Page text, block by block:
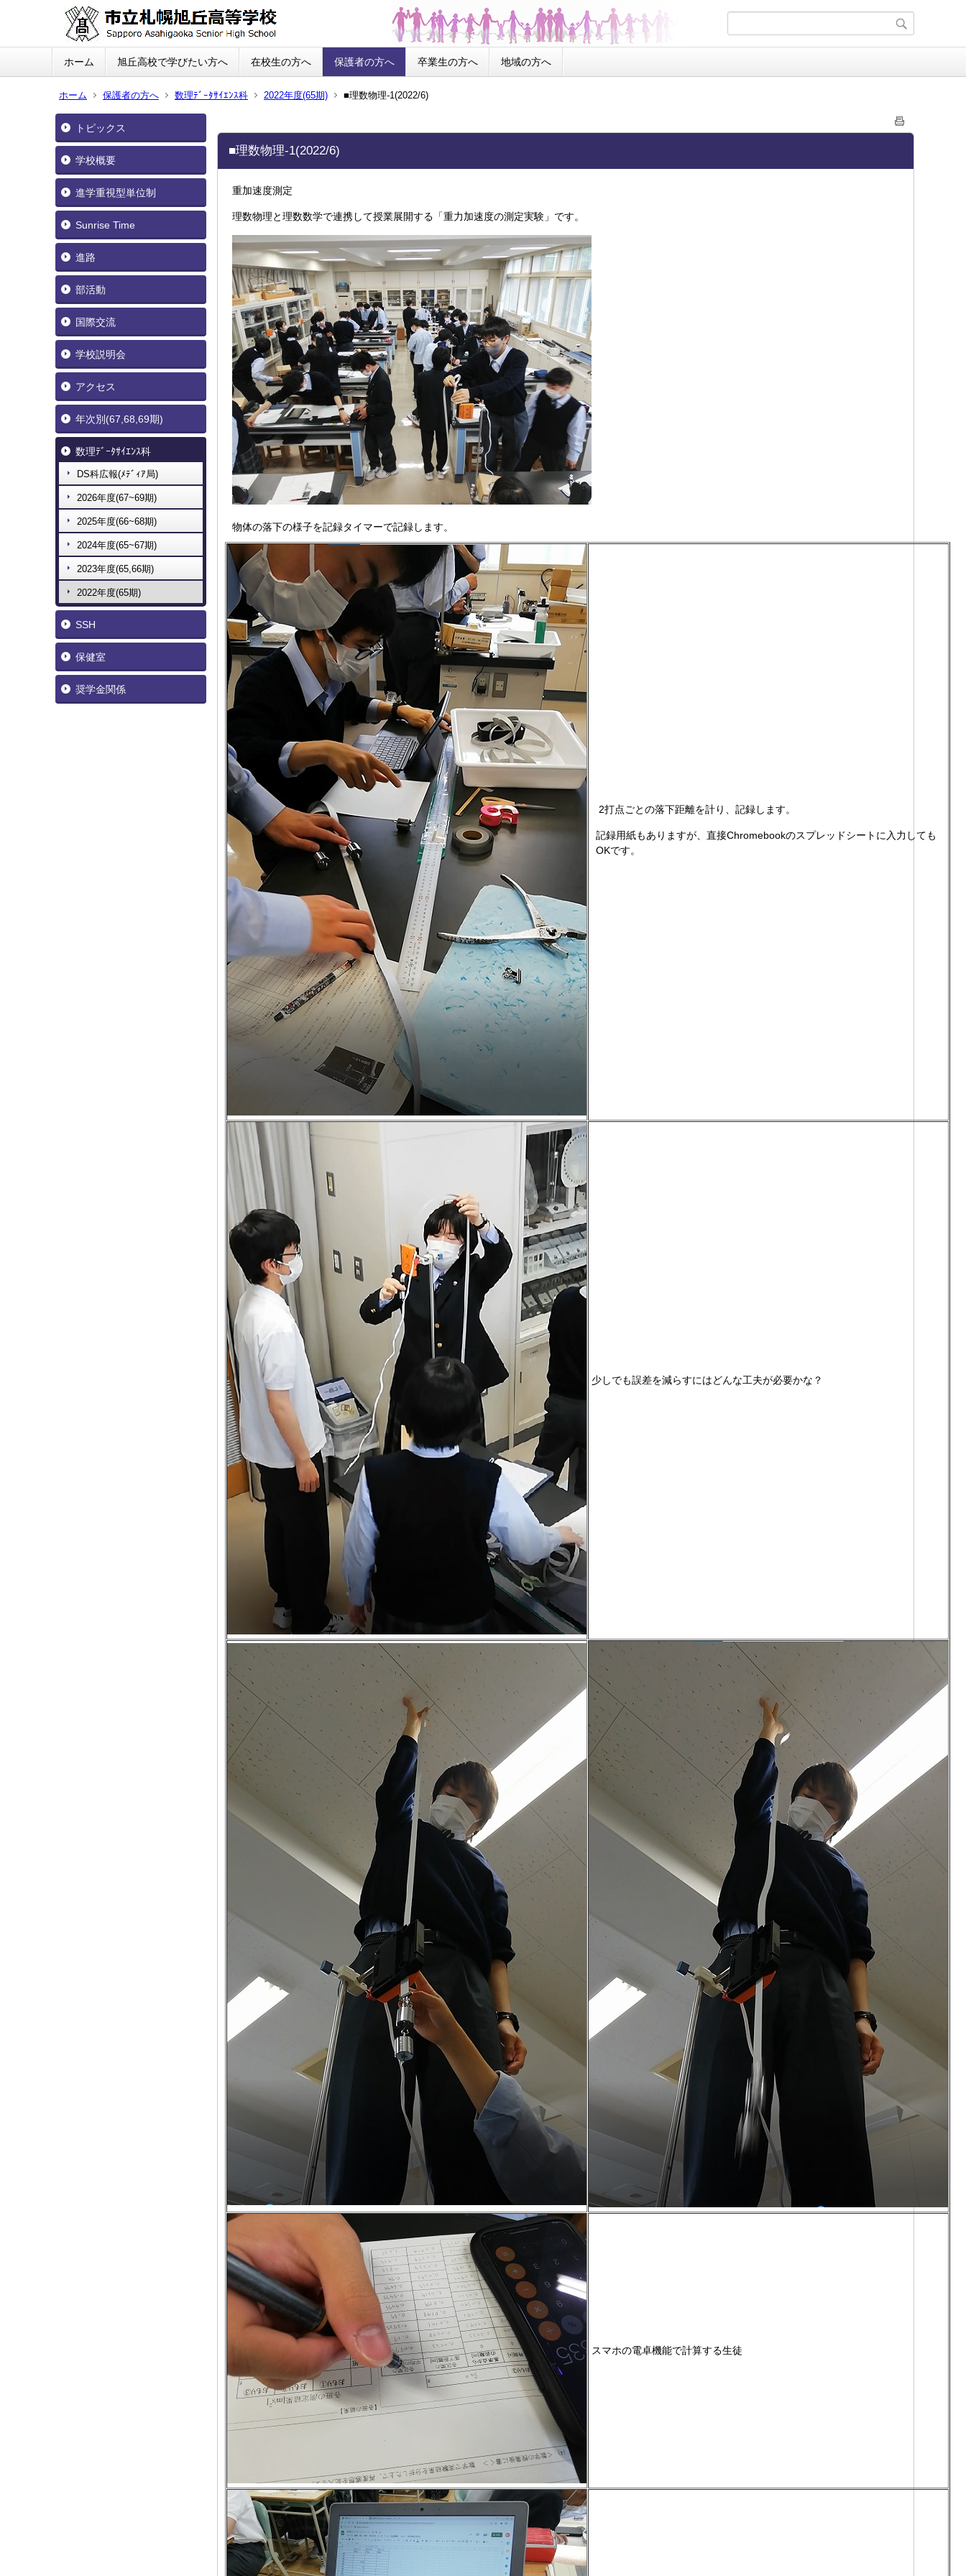
ホーム 旭丘高校で学びたい方へ 在校生の方へ 保護者の方へ 卒業生の方へ 地域の方へ
ホーム 保護者の方へ 数理ﾃﾞｰﾀｻｲｴﾝｽ科 2022年度(65期) ■理数物理-1(2022/6)
トピックス
学校概要
進学重視型単位制
Sunrise Time
進路
部活動
国際交流
学校説明会
アクセス
年次別(67,68,69期)
数理ﾃﾞｰﾀｻｲｴﾝｽ科
DS科広報(ﾒﾃﾞｨｱ局)
2026年度(67~69期)
2025年度(66~68期)
2024年度(65~67期)
2023年度(65,66期)
2022年度(65期)
SSH
保健室
奨学金関係
■理数物理-1(2022/6)
重加速度測定
理数物理と理数数学で連携して授業展開する「重力加速度の測定実験」です。
物体の落下の様子を記録タイマーで記録します。
2打点ごとの落下距離を計り、記録します。
記録用紙もありますが、直接Chromebookのスプレッドシートに入力しても
OKです。
少しでも誤差を減らすにはどんな工夫が必要かな？
スマホの電卓機能で計算する生徒